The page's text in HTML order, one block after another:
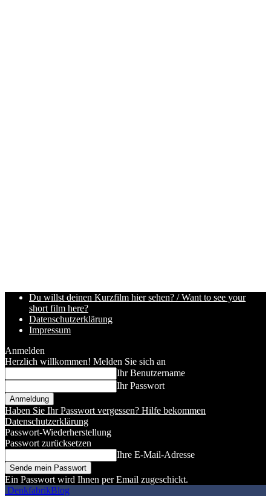
Du willst deinen Kurzfilm hier sehen? / Want to see your
short film here?
Datenschutzerklärung
Impressum
Anmelden
Herzlich willkommen! Melden Sie sich an
Ihr Benutzername
Ihr Passwort
Haben Sie Ihr Passwort vergessen? Hilfe bekommen
Datenschutzerklärung
Passwort-Wiederherstellung
Passwort zurücksetzen
Ihre E-Mail-Adresse
Ein Passwort wird Ihnen per Email zugeschickt.
DenkfabrikBlog